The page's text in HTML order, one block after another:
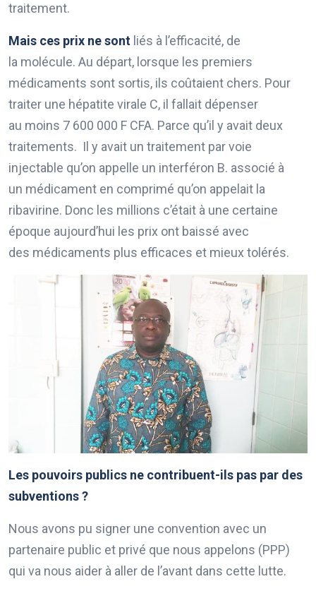
traitement.
Mais ces prix ne sont liés à l’efficacité, de
la molécule. Au départ, lorsque les premiers
médicaments sont sortis, ils coûtaient chers. Pour
traiter une hépatite virale C, il fallait dépenser
au moins 7 600 000 F CFA. Parce qu’il y avait deux
traitements. Il y avait un traitement par voie
injectable qu’on appelle un interféron B. associé à
un médicament en comprimé qu’on appelait la
ribavirine. Donc les millions c’était à une certaine
époque aujourd’hui les prix ont baissé avec
des médicaments plus efficaces et mieux tolérés.
Les pouvoirs publics ne contribuent-ils pas par des
subventions ?
Nous avons pu signer une convention avec un
partenaire public et privé que nous appelons (PPP)
qui va nous aider à aller de l’avant dans cette lutte.